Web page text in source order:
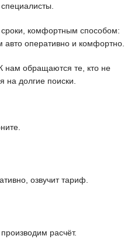
комфортным способом:
оперативно и комфортно.
нам обращаются те, кто не
на долгие поиски.
озвучит тариф.
расчёт.